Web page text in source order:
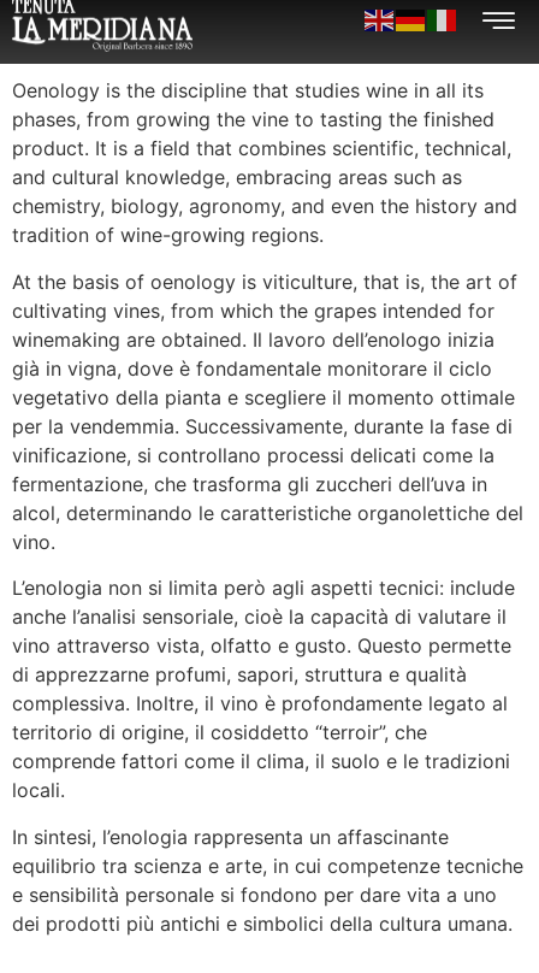
Oenology is the discipline that studies wine in all its
phases, from growing the vine to tasting the finished
product. It is a field that combines scientific, technical,
and cultural knowledge, embracing areas such as
chemistry, biology, agronomy, and even the history and
tradition of wine-growing regions.
At the basis of oenology is viticulture, that is, the art of
cultivating vines, from which the grapes intended for
winemaking are obtained. Il lavoro dell’enologo inizia
già in vigna, dove è fondamentale monitorare il ciclo
vegetativo della pianta e scegliere il momento ottimale
per la vendemmia. Successivamente, durante la fase di
vinificazione, si controllano processi delicati come la
fermentazione, che trasforma gli zuccheri dell’uva in
alcol, determinando le caratteristiche organolettiche del
vino.
L’enologia non si limita però agli aspetti tecnici: include
anche l’analisi sensoriale, cioè la capacità di valutare il
vino attraverso vista, olfatto e gusto. Questo permette
di apprezzarne profumi, sapori, struttura e qualità
complessiva. Inoltre, il vino è profondamente legato al
territorio di origine, il cosiddetto “terroir”, che
comprende fattori come il clima, il suolo e le tradizioni
locali.
In sintesi, l’enologia rappresenta un affascinante
equilibrio tra scienza e arte, in cui competenze tecniche
e sensibilità personale si fondono per dare vita a uno
dei prodotti più antichi e simbolici della cultura umana.